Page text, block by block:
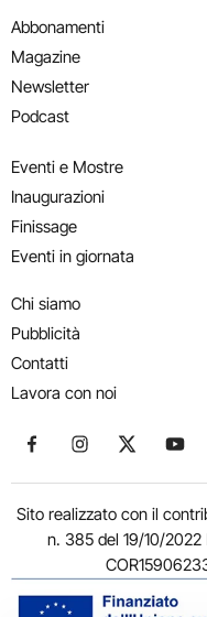
Abbonamenti
Magazine
Newsletter
Podcast
Eventi e Mostre
Inaugurazioni
Finissage
Eventi in giornata
Chi siamo
Pubblicità
Contatti
Lavora con noi
Seguici su Facebook
Seguici suSeguici su
Sito realizzato con il
n. 385 del 19/10/2022